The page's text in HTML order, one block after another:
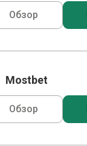
Обзор
Mostbet
Обзор